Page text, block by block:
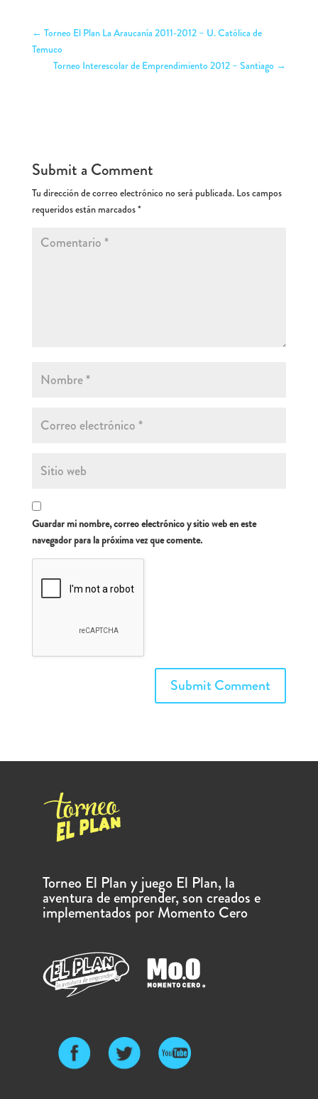
← Torneo El Plan La Araucanía 2011-2012 – U. Católica de
Temuco
Torneo Interescolar de Emprendimiento 2012 – Santiago →
Submit a Comment
Tu dirección de correo electrónico no será publicada. Los campos
requeridos están marcados*
Guardar mi nombre, correo electrónico y sitio web en este
navegador para la próxima vez que comente.
Torneo El Plan y juego El Plan, la
aventura de emprender, son creados e
implementados por Momento Cero